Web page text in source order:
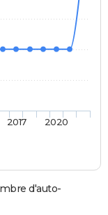
2017 2020
d'auto-